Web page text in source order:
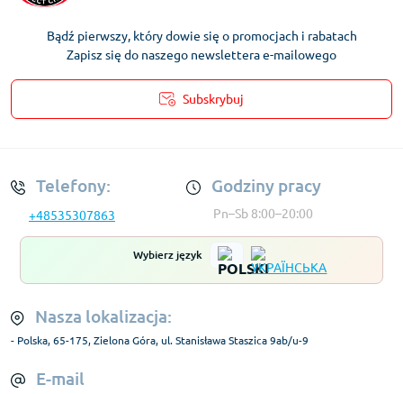
Bądź pierwszy, który dowie się o promocjach i rabatach
Zapisz się do naszego newslettera e-mailowego
Subskrybuj
Telefony:
+48535307863
Godziny pracy
Pn–Sb 8:00–20:00
Wybierz język
Nasza lokalizacja:
- Polska, 65-175, Zielona Góra, ul. Stanisława Staszica 9ab/u-9
E-mail